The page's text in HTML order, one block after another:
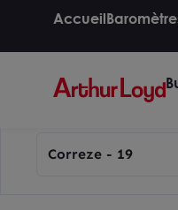
Accueil
Correze - 19